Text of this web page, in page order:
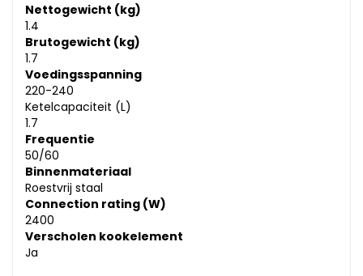
Nettogewicht (kg)
1.4
Brutogewicht (kg)
1.7
Voedingsspanning
220-240
Ketelcapaciteit (L)
1.7
Frequentie
50/60
Binnenmateriaal
Roestvrij staal
Connection rating (W)
2400
Verscholen kookelement
Ja